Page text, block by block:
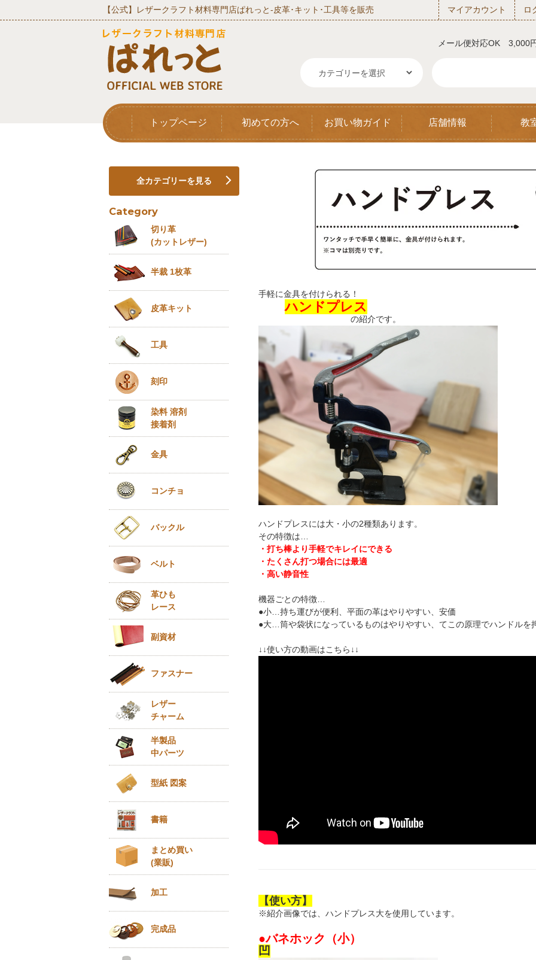
【公式】レザークラフト材料専門店ぱれっと‐皮革･キット･工具等を販売 マイアカウント ロ
メール便対応OK 3,000
トップページ 初めての方へ お買い物ガイド 店舗情報 教
手軽に金具を付けられる！
ハンドプレス
の紹介です。
ハンドプレスには大・小の2種類あります。
その特徴は…
・打ち棒より手軽でキレイにできる
・たくさん打つ場合には最適
・高い静音性
機器ごとの特徴…
●小…持ち運びが便利、平面の革はやりやすい、安価
●大…筒や袋状になっているものはやりやすい、てこの原理でハンドルを
↓↓使い方の動画はこちら↓↓
【使い方】
※紹介画像では、ハンドプレス大を使用しています。
●バネホック（小）
凹
全カテゴリーを見る
Category
切り革
(カットレザー)
半裁 1枚革
皮革キット
工具
刻印
染料 溶剤
接着剤
金具
コンチョ
バックル
ベルト
革ひも
レース
副資材
ファスナー
レザー
チャーム
半製品
中パーツ
型紙 図案
書籍
まとめ買い
(業販)
加工
完成品